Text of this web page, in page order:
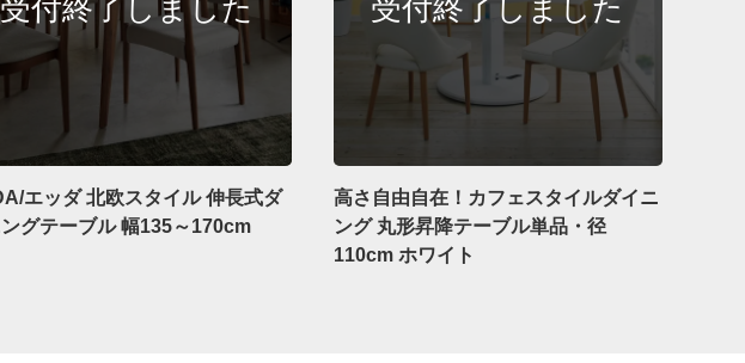
エッダ 北欧スタイル 伸長式ダ
グテーブル 幅135～170cm
高さ自由自在！カフェスタイルダイニ
ング 丸形昇降テーブル単品・径
110cm ホワイト